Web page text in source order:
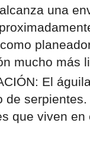
una
mucho más
El
de
que viven